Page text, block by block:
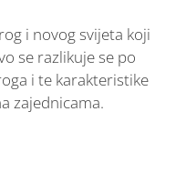
i novog svijeta koji
se razlikuje se po
i te karakteristike
zajednicama.